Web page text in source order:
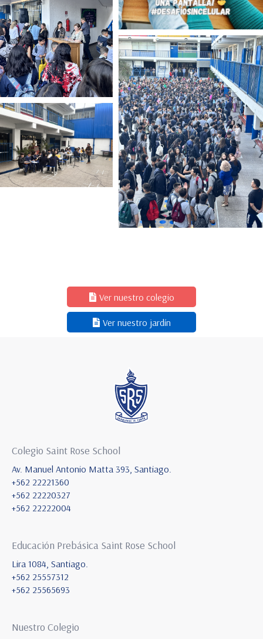
Ver nuestro colegio
Ver nuestro jardín
Colegio Saint Rose School
Av. Manuel Antonio Matta 393, Santiago.
+562 22221360
+562 22220327
+562 22222004
Educación Prebásica Saint Rose School
Lira 1084, Santiago.
+562 25557312
+562 25565693
Nuestro Colegio